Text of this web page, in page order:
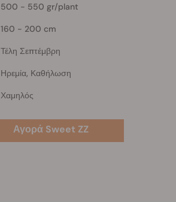
500 - 550 gr/plant
160 - 200 cm
Τέλη Σεπτέμβρη
Ηρεμία, Καθήλωση
Χαμηλός
Αγορά Sweet ZZ